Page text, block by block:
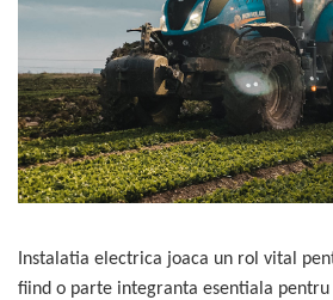
TGX
Mercedes Actros
Mercedes Actros MP2
Mercedes Actros MP3
Mercedes Actros MP6
Mercedes Arocs
Instalatia electrica joaca un rol vital
fiind o parte integranta esentiala